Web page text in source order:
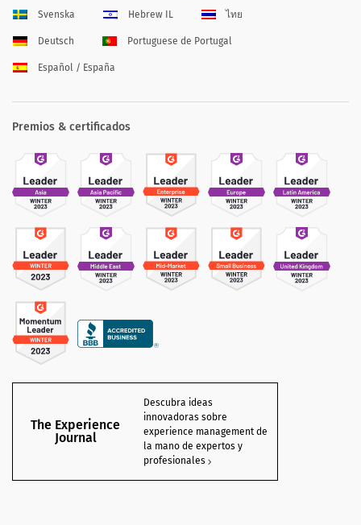
Svenska Hebrew IL ไทย
Deutsch Portuguese de Portugal
Español / España
Premios & certificados
The Experience
Journal
Descubra ideas
innovadoras sobre
experience management de
la mano de expertos y
profesionales